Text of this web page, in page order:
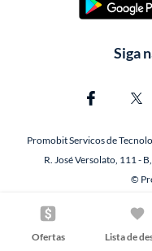
Ofertas Lista de
Siga
Promobit Servicos de
R. José Versolato, 111 -
©